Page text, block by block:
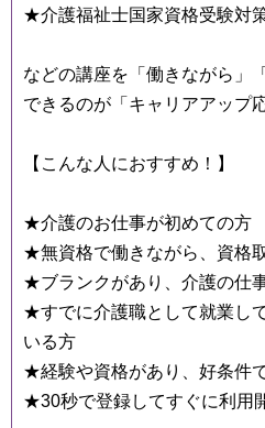
★介護福祉士国家資格受験対
などの講座を「働きながら」
できるのが「キャリアアップ
【こんな人におすすめ！】
★介護のお仕事が初めての方
★無資格で働きながら、資格
★ブランクがあり、介護の仕
★すでに介護職として就業し
いる方
★経験や資格があり、好条件
★30秒で登録してすぐに利用